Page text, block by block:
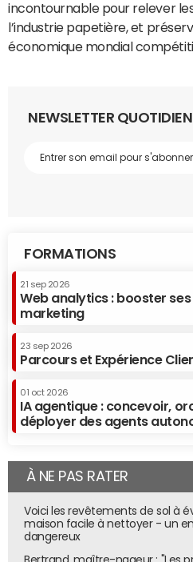
incontournable pour relever
l’industrie papetière, et
économique mondial
NEWSLETTER
FORMATIONS
21 sep 2026
Web analytics : booster
marketing
23 sep 2026
Parcours et Expérience
01 oct 2026
IA agentique : concevoir,
déployer des agents
À NE PAS RATER
Voici les revêtements de sol à
maison facile à nettoyer - un
dangereux
Bertrand, maître-nageur : "Les